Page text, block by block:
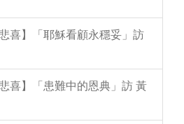
喜】「耶穌看顧永穩妥」訪
喜】「患難中的恩典」訪 黃